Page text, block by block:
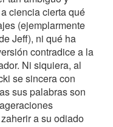
ciencia cierta qué
(ejemplarmente
Jeff), ni qué ha
contradice a la
Ni siquiera, al
se sincera con
sus palabras son
a su odiado